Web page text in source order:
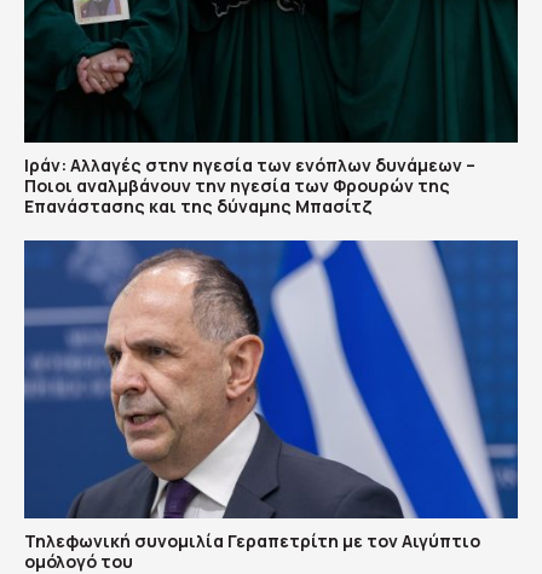
Ιράν: Αλλαγές στην ηγεσία των ενόπλων δυνάμεων –
Ποιοι αναλμβάνουν την ηγεσία των Φρουρών της
Επανάστασης και της δύναμης Μπασίτζ
Τηλεφωνική συνομιλία Γεραπετρίτη με τον Αιγύπτιο
ομόλογό του